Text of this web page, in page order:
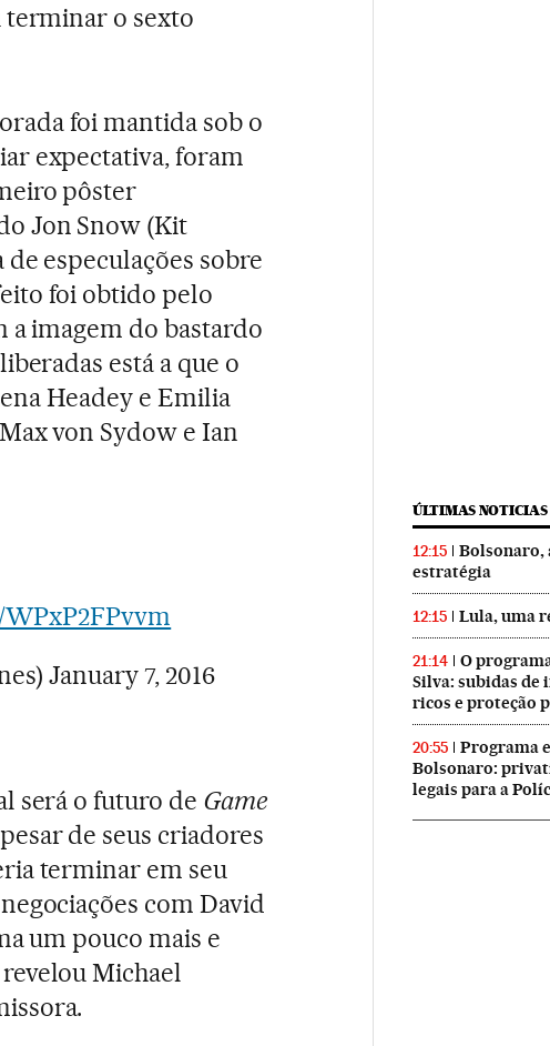
terminar o sexto
foi mantida sob o
expectativa, foram
pôster
Jon Snow (Kit
especulações sobre
foi obtido pelo
imagem do bastardo
está a que o
Headey e Emilia
von Sydow e Ian
January 7, 2016
será o futuro de Game
de seus criadores
terminar em seu
com David
um pouco mais e
Michael
ÚLTIMAS NOTICIAS
12:15
Bolsonaro,
estratégia
12:15 Lula, uma
21:14
O
Silva: subidas de
ricos e proteção
20:55
Programa
Bolsonaro:
legais para a